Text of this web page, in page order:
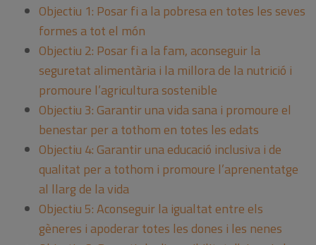
Objectiu 1: Posar fi a la pobresa en totes les seves
formes a tot el món
Objectiu 2: Posar fi a la fam, aconseguir la
seguretat alimentària i la millora de la nutrició i
promoure l’agricultura sostenible
Objectiu 3: Garantir una vida sana i promoure el
benestar per a tothom en totes les edats
Objectiu 4: Garantir una educació inclusiva i de
qualitat per a tothom i promoure l’aprenentatge
al llarg de la vida
Objectiu 5: Aconseguir la igualtat entre els
gèneres i apoderar totes les dones i les nenes